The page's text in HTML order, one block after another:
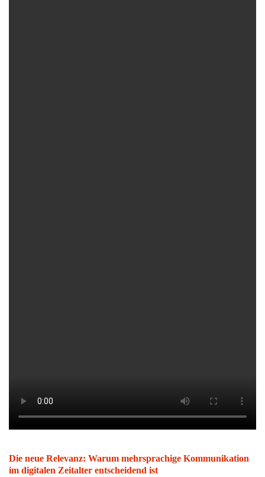
Die neue Relevanz: Warum mehrsprachige Kommunikation
im digitalen Zeitalter entscheidend ist